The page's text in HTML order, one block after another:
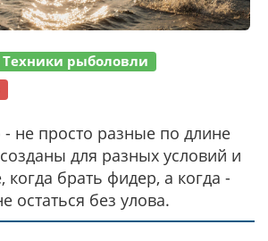
Техники рыболовли
не просто разные по длине
для разных условий и
брать фидер, а когда -
остаться без улова.